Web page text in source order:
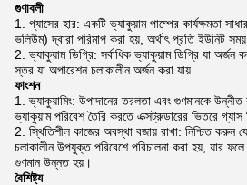
গুণাবলী
গ্যাসের হার: একটি ভ্যাকুয়াম পাম্পের কার্যক্ষমতা
ভলিউম) দ্বারা পরিমাপ করা হয়, অর্থাৎ প্রতি ইউনিট
ভ্যাকুয়াম ডিগ্রি: সর্বাধিক ভ্যাকুয়াম ডিগ্রি যা অর্জন
স্তর যা অপারেশন চলাকালীন অর্জন করা যায়
ফাংশন
ভ্যাকুয়ামিং: উপাদানের তরলতা এবং গুণমানকে
ভ্যাকুয়াম পরিবেশ তৈরি করতে এক্সট্রুডারের ভিতরে গ্যাস
স্থিতিশীল কাজের অবস্থা বজায় রাখা: নিশ্চিত করুন
চলাকালীন উপযুক্ত পরিবেশে পরিচালনা করা হয়, যার
গুণমান উন্নত হয়।
বৈশিষ্ট্য